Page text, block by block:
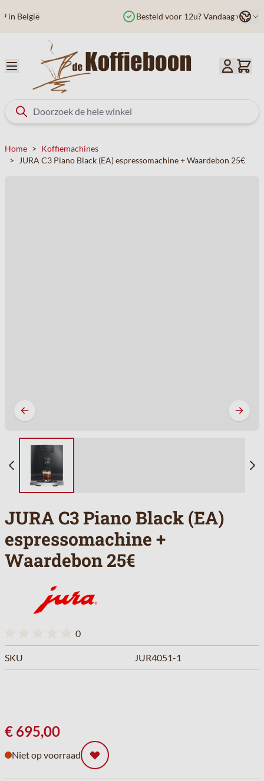
Besteld voor 12u? Vandaag verzonden Taal
Home > Koffiemachines
>
JURA C3 Piano Black (EA) espressomachine + Waardebon 25€
JURA C3 Piano Black (EA)
espressomachine +
Waardebon 25€
0
SKU JUR4051-1
€ 695,00
Niet op voorraad